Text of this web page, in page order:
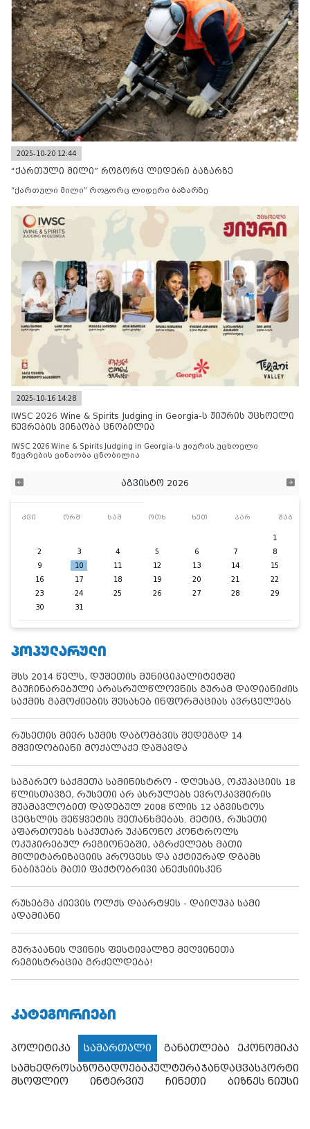
2025-10-20 12:44
“ქართული მილი” როგორც ლიდერი ბაზარზე
“ქართული მილი” როგორც ლიდერი ბაზარზე
2025-10-16 14:28
IWSC 2026 Wine & Spirits Judging in Georgia-ს ჟიურის უცხოელი
წევრების ვინაობა ცნობილია
IWSC 2026 Wine & Spirits Judging in Georgia-ს ჟიურის უცხოელი
წევრების ვინაობა ცნობილია
აგვისტო 2026
კვი ორშ სამ ოთხ ხუთ პარ შაბ
1
2
3 4 5 6 7
8
9
10 11 12 13 14
15
16
17 18 19 20 21
22
23
24 25 26 27 28
29
30
31
ᲞᲝᲞᲣᲚᲐᲠᲣᲚᲘ
შსს 2014 წელს, დუშეთის მუნიციპალიტეტში
გაუჩინარებული არასრულწლოვნის გურამ დადიანიძის
საქმის გამოძიების შესახებ ინფორმაციას ავრცელებს
რუსეთის მიერ სუმის დაბომბვის შედეგად 14
მშვიდობიანი მოქალაქე დაშავდა
საგარეო საქმეთა სამინისტრო - დღესაც, ოკუპაციის 18
წლისთავზე, რუსეთი არ ასრულებს ევროკავშირის
შუამავლობით დადებულ 2008 წლის 12 აგვისტოს
ცეცხლის შეწყვეტის შეთანხმებას. მეტიც, რუსეთი
აფართოებს საკუთარ უკანონო კონტროლს
ოკუპირებულ რეგიონებში, აგრძელებს მათი
მილიტარიზაციის პროცესს და აქტიურად დგამს
ნაბიჯებს მათი ფაქტობრივი ანექსიისკენ
რუსებმა კიევის ოლქს დაარტყეს - დაიღუპა სამი
ადამიანი
გურჯაანის ღვინის ფესტივალზე მეღვინეთა
რეგისტრაცია გრძელდება!
ᲙᲐᲢᲔᲒᲝᲠᲘᲔᲑᲘ
პოლიტიკა სამართალი განათლება
ეკონომიკა
სამხედროსაზოგადოებაკულტურაჯანდაცვასპორტი
მსოფლიო
ინტერვიუ ჩინეთი ბიზნეს ნიუსი